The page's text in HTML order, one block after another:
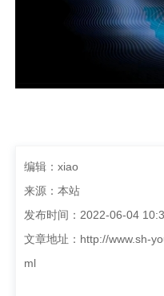
编辑：xiao
来源：本站
发布时间：2022-06-04
文章地址： http://www.sh-
ml